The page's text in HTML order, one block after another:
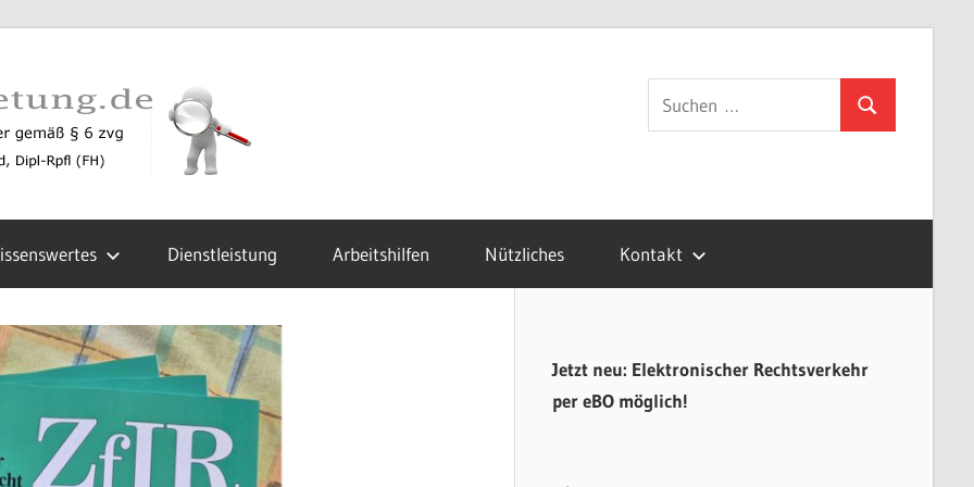
zustellungsvertretung.de
Suchen
nach:
Suchen
Dienstleistung Arbeitshilfen Nützliches Kontakt
Jetzt neu: Elektronischer Rechtsverkehr
per eBO möglich!